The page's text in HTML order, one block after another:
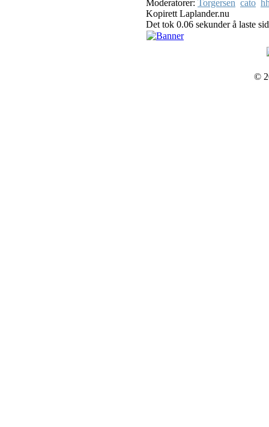
Moderatorer: Torgersen cato
Kopirett Laplander.nu
Det tok 0.06 sekunder å laste
©